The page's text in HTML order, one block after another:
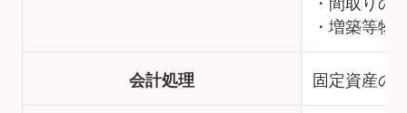
・増築等物
会計処理 固定資産の